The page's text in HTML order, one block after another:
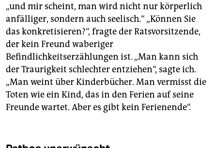
„und mir scheint, man wird nicht nur körperlich
anfälliger, sondern auch seelisch.“ „Können Sie
das konkretisieren?“, fragte der Ratsvorsitzende,
der kein Freund waberiger
Befindlichkeitserzählungen ist. „Man kann sich
der Traurigkeit schlechter entziehen“, sagte ich.
„Man weint über Kinderbücher. Man vermisst die
Toten wie ein Kind, das in den Ferien auf seine
Freunde wartet. Aber es gibt kein Ferienende“.